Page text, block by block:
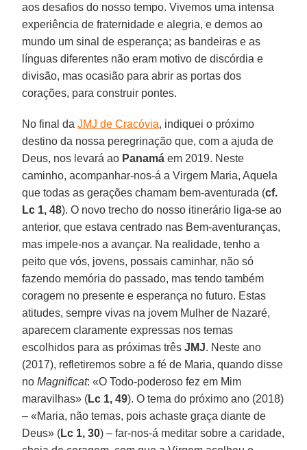
aos desafios do nosso tempo. Vivemos uma intensa
experiência de fraternidade e alegria, e demos ao
mundo um sinal de esperança; as bandeiras e as
línguas diferentes não eram motivo de discórdia e
divisão, mas ocasião para abrir as portas dos
corações, para construir pontes.
No final daJMJ de Cracóvia, indiquei o próximo
destino da nossa peregrinação que, com a ajuda de
Deus, nos levará ao Panamá em 2019. Neste
caminho, acompanhar-nos-á a Virgem Maria, Aquela
que todas as gerações chamam bem-aventurada (cf.
Lc 1, 48). O novo trecho do nosso itinerário liga-se ao
anterior, que estava centrado nas Bem-aventuranças,
mas impele-nos a avançar. Na realidade, tenho a
peito que vós, jovens, possais caminhar, não só
fazendo memória do passado, mas tendo também
coragem no presente e esperança no futuro. Estas
atitudes, sempre vivas na jovem Mulher de Nazaré,
aparecem claramente expressas nos temas
escolhidos para as próximas trêsJMJ. Neste ano
(2017), refletiremos sobre a fé de Maria, quando disse
noMagnificat: «O Todo-poderoso fez em Mim
maravilhas» (Lc 1, 49). O tema do próximo ano (2018)
– «Maria, não temas, pois achaste graça diante de
Deus» (Lc 1, 30) – far-nos-á meditar sobre a caridade,